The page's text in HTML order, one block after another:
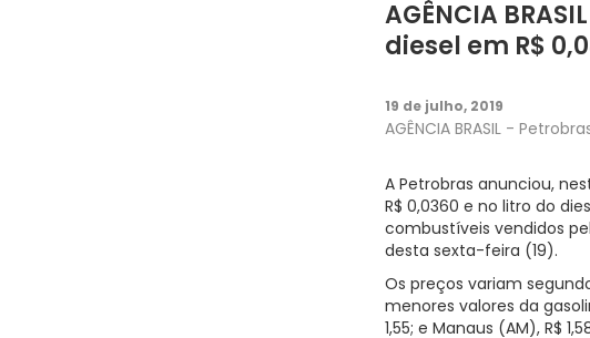
AGÊNCIA
diesel em R$
19 de julho, 2019
AGÊNCIA BRASIL -
A Petrobras anunciou,
R$ 0,0360 e no litro do
combustíveis vendidos
desta sexta-feira (19).
Os preços variam
menores valores da
1,55; e Manaus (AM), R$